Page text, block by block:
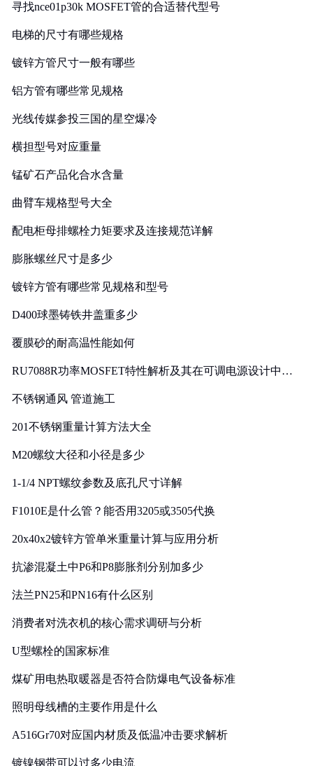
寻找nce01p30k MOSFET管的合适替代型号
电梯的尺寸有哪些规格
镀锌方管尺寸一般有哪些
铝方管有哪些常见规格
光线传媒参投三国的星空爆冷
横担型号对应重量
锰矿石产品化合水含量
曲臂车规格型号大全
配电柜母排螺栓力矩要求及连接规范详解
膨胀螺丝尺寸是多少
镀锌方管有哪些常见规格和型号
D400球墨铸铁井盖重多少
覆膜砂的耐高温性能如何
RU7088R功率MOSFET特性解析及其在可调电源设计中的
不锈钢通风 管道施工
201不锈钢重量计算方法大全
M20螺纹大径和小径是多少
1-1/4 NPT螺纹参数及底孔尺寸详解
F1010E是什么管？能否用3205或3505代换
20x40x2镀锌方管单米重量计算与应用分析
抗渗混凝土中P6和P8膨胀剂分别加多少
法兰PN25和PN16有什么区别
消费者对洗衣机的核心需求调研与分析
U型螺栓的国家标准
煤矿用电热取暖器是否符合防爆电气设备标准
照明母线槽的主要作用是什么
A516Gr70对应国内材质及低温冲击要求解析
镀镍钢带可以过多少电流